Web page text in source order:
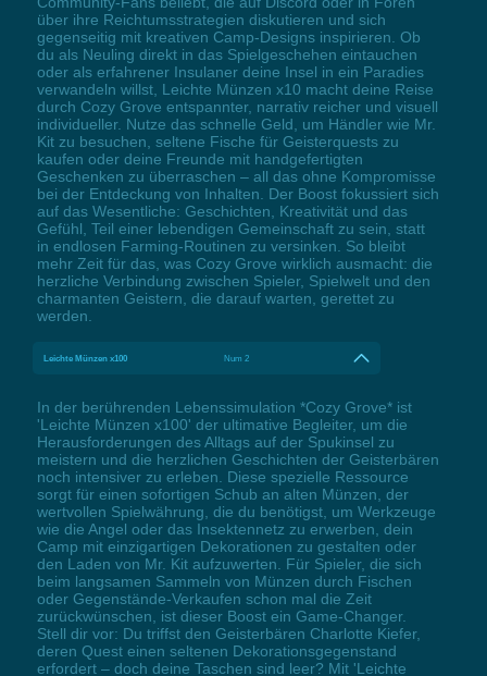
über ihre Reichtumsstrategien diskutieren und sich
gegenseitig mit kreativen Camp-Designs inspirieren. Ob
du als Neuling direkt in das Spielgeschehen eintauchen
oder als erfahrener Insulaner deine Insel in ein Paradies
verwandeln willst, Leichte Münzen x10 macht deine Reise
durch Cozy Grove entspannter, narrativ reicher und visuell
individueller. Nutze das schnelle Geld, um Händler wie Mr.
Kit zu besuchen, seltene Fische für Geisterquests zu
kaufen oder deine Freunde mit handgefertigten
Geschenken zu überraschen – all das ohne Kompromisse
bei der Entdeckung von Inhalten. Der Boost fokussiert sich
auf das Wesentliche: Geschichten, Kreativität und das
Gefühl, Teil einer lebendigen Gemeinschaft zu sein, statt
in endlosen Farming-Routinen zu versinken. So bleibt
mehr Zeit für das, was Cozy Grove wirklich ausmacht: die
herzliche Verbindung zwischen Spieler, Spielwelt und den
charmanten Geistern, die darauf warten, gerettet zu
werden.
Leichte Münzen x100 Num 2
In der berührenden Lebenssimulation *Cozy Grove* ist
'Leichte Münzen x100' der ultimative Begleiter, um die
Herausforderungen des Alltags auf der Spukinsel zu
meistern und die herzlichen Geschichten der Geisterbären
noch intensiver zu erleben. Diese spezielle Ressource
sorgt für einen sofortigen Schub an alten Münzen, der
wertvollen Spielwährung, die du benötigst, um Werkzeuge
wie die Angel oder das Insektennetz zu erwerben, dein
Camp mit einzigartigen Dekorationen zu gestalten oder
den Laden von Mr. Kit aufzuwerten. Für Spieler, die sich
beim langsamen Sammeln von Münzen durch Fischen
oder Gegenstände-Verkaufen schon mal die Zeit
zurückwünschen, ist dieser Boost ein Game-Changer.
Stell dir vor: Du triffst den Geisterbären Charlotte Kiefer,
deren Quest einen seltenen Dekorationsgegenstand
erfordert – doch deine Taschen sind leer? Mit 'Leichte